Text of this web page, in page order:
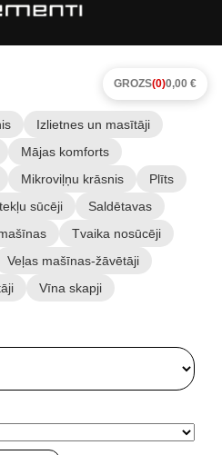
Izlietnes un masītāji
Mājas komforts
Mikroviļņu krāsnis
Plīts
sūcēji
Saldētavas
Tvaika nosūcēji
Veļas mašīnas-žāvētāji
Vīna skapji
GROZS(0)0,00 €